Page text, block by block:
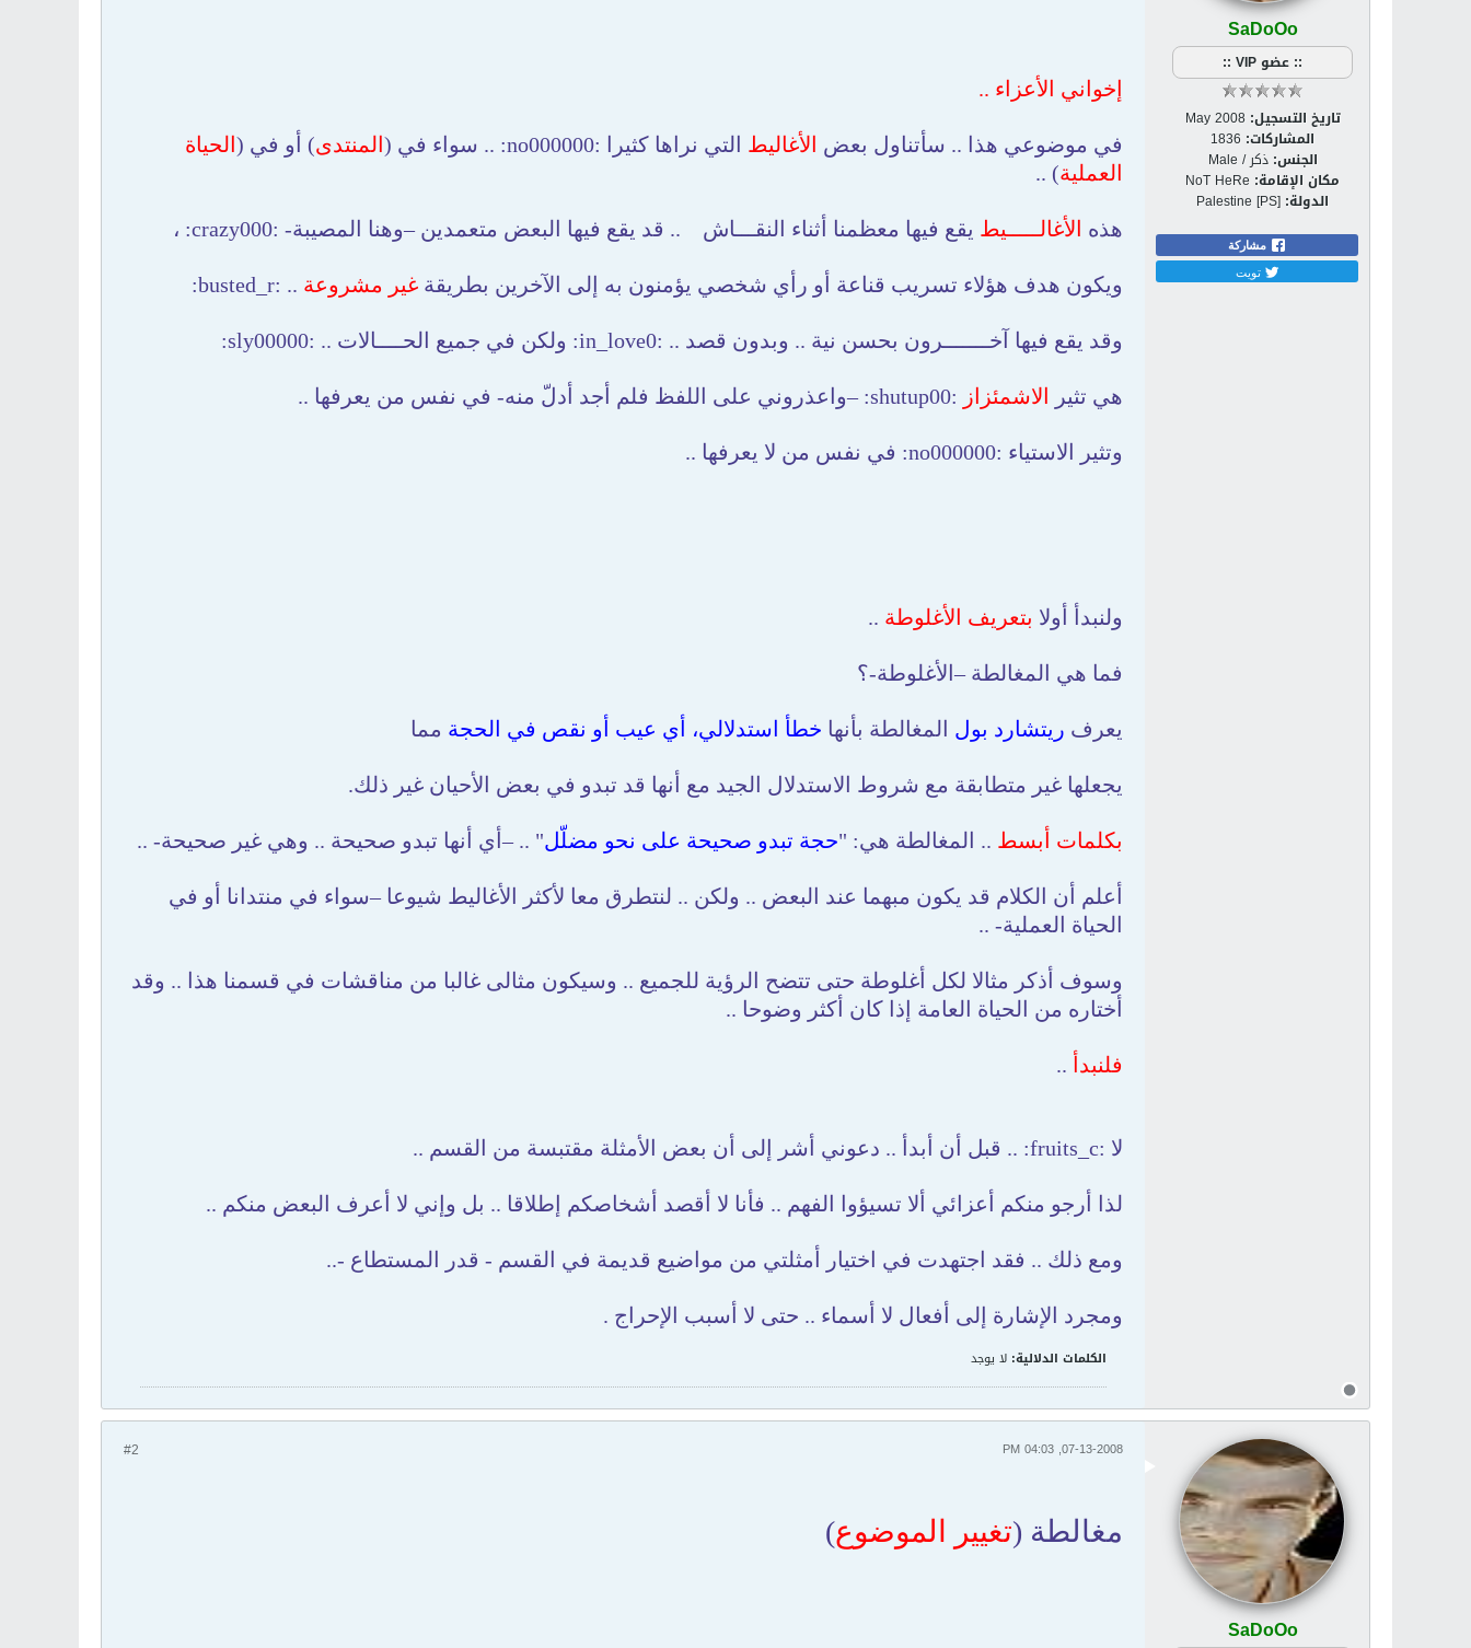
SaDoOo
:: عضو VIP ::
تاريخ التسجيل: May 2008
المشاركات: 1836
الجنس: ذكر / Male
مكان الإقامة: NoT HeRe
الدولة: Palestine [PS]
مشاركة
تويت
إخواني الأعزاء ..
في موضوعي هذا .. سأتناول بعض الأغاليط التي نراها كثيرا :no000000: .. سواء في ( المنتدى) أو في ( الحياة
العملية) ..
هذه الأغالـــــيط يقع فيها معظمنا أثناء النقـــاش .. قد يقع فيها البعض متعمدين –وهنا المصيبة- :crazy000: ،
ويكون هدف هؤلاء تسريب قناعة أو رأي شخصي يؤمنون به إلى الآخرين بطريقة غير مشروعة .. :busted_r:
وقد يقع فيها آخـــــــرون بحسن نية .. وبدون قصد .. :in_love0: ولكن في جميع الحــــالات .. :sly00000:
هي تثير الاشمئزاز :shutup00: –واعذروني على اللفظ فلم أجد أدلّ منه- في نفس من يعرفها ..
وتثير الاستياء :no000000: في نفس من لا يعرفها ..
ولنبدأ أولا بتعريف الأغلوطة ..
فما هي المغالطة –الأغلوطة-؟
يعرف ريتشارد بول المغالطة بأنها خطأ استدلالي، أي عيب أو نقص في الحجة مما
يجعلها غير متطابقة مع شروط الاستدلال الجيد مع أنها قد تبدو في بعض الأحيان غير ذلك.
بكلمات أبسط .. المغالطة هي: "حجة تبدو صحيحة على نحو مضلّل" .. –أي أنها تبدو صحيحة .. وهي غير صحيحة- ..
أعلم أن الكلام قد يكون مبهما عند البعض .. ولكن .. لنتطرق معا لأكثر الأغاليط شيوعا –سواء في منتدانا أو في
الحياة العملية- ..
وسوف أذكر مثالا لكل أغلوطة حتى تتضح الرؤية للجميع .. وسيكون مثالى غالبا من مناقشات في قسمنا هذا .. وقد
أختاره من الحياة العامة إذا كان أكثر وضوحا ..
فلنبدأ ..
لا :fruits_c: .. قبل أن أبدأ .. دعوني أشر إلى أن بعض الأمثلة مقتبسة من القسم ..
لذا أرجو منكم أعزائي ألا تسيؤوا الفهم .. فأنا لا أقصد أشخاصكم إطلاقا .. بل وإني لا أعرف البعض منكم ..
ومع ذلك .. فقد اجتهدت في اختيار أمثلتي من مواضيع قديمة في القسم - قدر المستطاع -..
ومجرد الإشارة إلى أفعال لا أسماء .. حتى لا أسبب الإحراج .
الكلمات الدلالية: لا يوجد
SaDoOo
#2 07-13-2008, 04:03 PM
مغالطة (تغيير الموضوع)